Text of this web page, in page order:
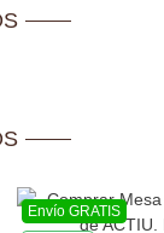
Envío GRATIS